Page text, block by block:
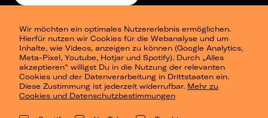
Wir möchten ein optimales Nutzererlebnis ermöglichen.
Hierfür nutzen wir Cookies für die Webanalyse und um
Inhalte, wie Videos, anzeigen zu können (Google Analytics,
Meta-Pixel, Youtube, Hotjar und Spotify). Durch „Alles
akzeptieren“ willigst Du in die Nutzung der relevanten
Cookies und der Datenverarbeitung in Drittstaaten ein.
Diese Zustimmung ist jederzeit widerrufbar. Mehr zu
Cookies und Datenschutzbestimmungen
Presse
Berlin
Dresden
Leipzig